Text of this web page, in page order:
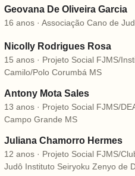
Geovana De Oliveira Garcia
16 anos · Associação Cano de
Nicolly Rodrigues Rosa
15 anos · Projeto Social FJMS/
Camilo/Polo Corumbá MS
Antony Mota Sales
13 anos · Projeto Social FJMS/
Campo Grande MS
Juliana Chamorro Hermes
12 anos · Projeto Social FJMS/
Judô Instituto Seiryoku Zenyo de